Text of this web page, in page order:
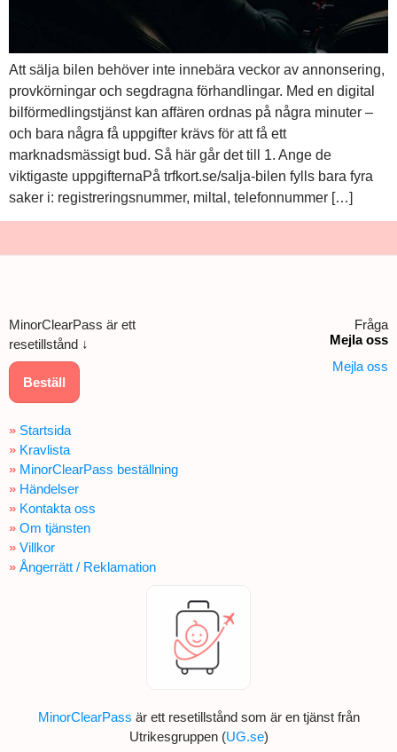
Att sälja bilen behöver inte innebära veckor av annonsering,
provkörningar och segdragna förhandlingar. Med en digital
bilförmedlingstjänst kan affären ordnas på några minuter –
och bara några få uppgifter krävs för att få ett
marknadsmässigt bud. Så här går det till 1. Ange de
viktigaste uppgifternaPå trfkort.se/salja-bilen fylls bara fyra
saker i: registreringsnummer, miltal, telefonnummer […]
MinorClearPass är ett
resetillstånd ↓
Beställ
Fråga
Mejla oss
Mejla oss
» Startsida
» Kravlista
» MinorClearPass beställning
» Händelser
» Kontakta oss
» Om tjänsten
» Villkor
» Ångerrätt / Reklamation
MinorClearPass är ett resetillstånd som är en tjänst från
Utrikesgruppen (UG.se)